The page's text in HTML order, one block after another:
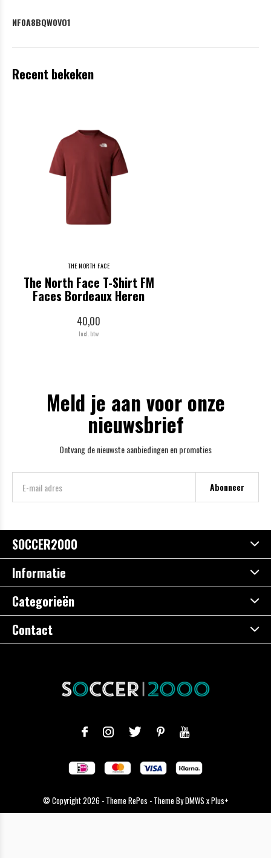
NF0A8BQW0VO1
Recent bekeken
THE NORTH FACE
The North Face T-Shirt FM
Faces Bordeaux Heren
40,00
Incl. btw
Meld je aan voor onze
nieuwsbrief
Ontvang de nieuwste aanbiedingen en promoties
Abonneer
SOCCER2000
Informatie
Categorieën
Contact
© Copyright2026 - Theme RePos - Theme ByDMWS xPlus+